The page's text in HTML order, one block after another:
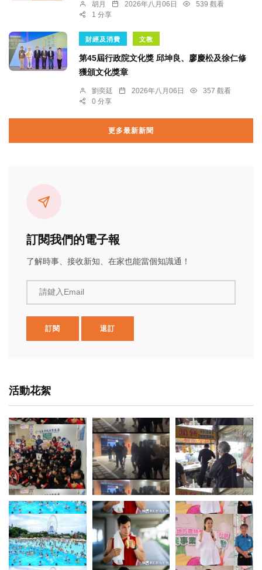
胡月 2026年八月06日
539 觀看
1 分享
財經及消費 文教
第45屆行政院文化獎 邱坤良、廖慶松及徐仁修
獲頒文化獎章
劉奕廷 2026年八月06日
357 觀看
0 分享
更多最新新聞
訂閱我們的電子報
了解時事、接收新知、在家也能當個知識通！
請鍵入Email
訂閱 退訂
活動花絮